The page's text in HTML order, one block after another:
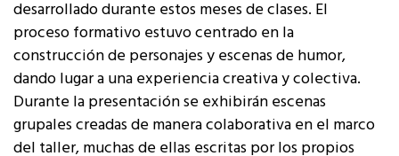
desarrollado durante estos meses de clases. El
proceso formativo estuvo centrado en la
construcción de personajes y escenas de humor,
dando lugar a una experiencia creativa y colectiva.
Durante la presentación se exhibirán escenas
grupales creadas de manera colaborativa en el marco
del taller, muchas de ellas escritas por los propios